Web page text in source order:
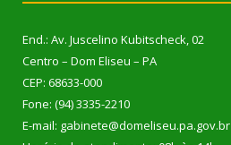
End.: Av. Juscelino Kubitscheck, 02
Centro – Dom Eliseu – PA
CEP: 68633-000
Fone: (94) 3335-2210
E-mail: gabinete@domeliseu.pa.gov.br